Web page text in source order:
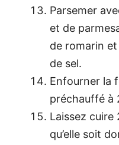
Parsemer
et de
de romarin
de sel.
Enfourner la
préchauffé à
Laissez cuire
qu’elle soit